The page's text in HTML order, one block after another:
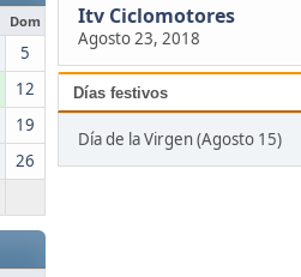
Dom
5
12
19
26
Itv Ciclomotores
Agosto 23, 2018
Días festivos
Día de la Virgen (Agosto 15)